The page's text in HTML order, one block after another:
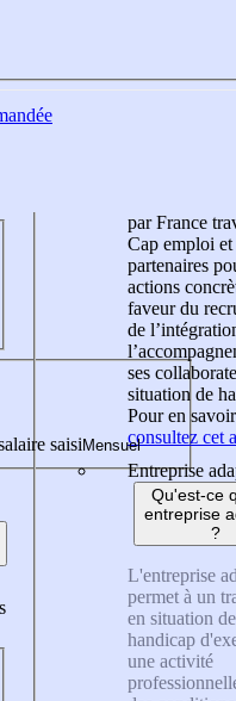
saisi
par France
Cap emploi et
partenaires
actions
faveur du
de
ses
situation de
Pour en
consultez cet
Entreprise
Qu'est-ce
entreprise
?
L'entreprise
permet à un
en situation de
handicap
une activité